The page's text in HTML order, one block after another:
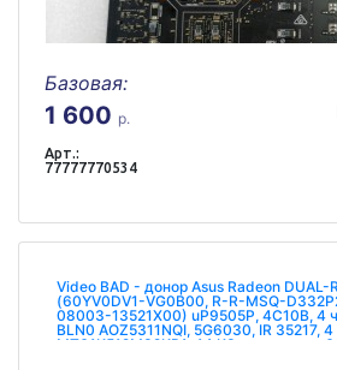
Базовая:
1 600 р.
Арт.:
77777770534
Video BAD - донор Asus Radeon DUAL-
(60YV0DV1-VG0B00, R-R-MSQ-
08003-13521X00) uP9505P, 4C10B, 4
BLN0 AOZ5311NQI, 5G6030, IR 35217,
MT61K512M32KPA-14 КЗ нет память